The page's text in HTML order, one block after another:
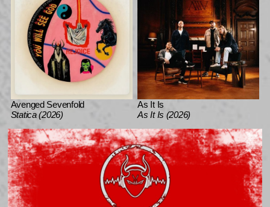
Avenged Sevenfold
Statica (2026)
As It Is
As It Is (2026)